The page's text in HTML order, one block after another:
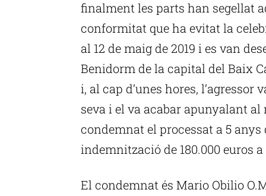
finalment les parts han segellat
conformitat que ha evitat la
al 12 de maig de 2019 i es van
Benidorm de la capital del Baix
i, al cap d’unes hores,
seva i el va acabar apunyalant
condemnat el processat a 5
indemnització de 180.000 euros
El condemnat és Mario Obilio